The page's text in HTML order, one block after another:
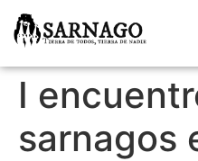
I
sarnagos